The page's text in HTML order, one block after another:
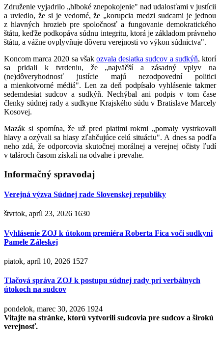
Združenie vyjadrilo „hlboké znepokojenie" nad udalosťami v justícii
a uviedlo, že si je vedomé, že „korupcia medzi sudcami je jednou
z hlavných hrozieb pre spoločnosť a fungovanie demokratického
štátu, keďže podkopáva súdnu integritu, ktorá je základom právneho
štátu, a vážne ovplyvňuje dôveru verejnosti vo výkon súdnictva".
Koncom marca 2020 sa však ozvala desiatka sudcov a sudkýň, ktorí
sa pridali k tvrdeniu, že „najväčší a zásadný vplyv na
(ne)dôveryhodnosť justície majú nezodpovední politici
a mienkotvorné médiá". Len za deň podpísalo vyhlásenie takmer
sedemdesiat sudcov a sudkýň. Nechýbal ani podpis v tom čase
členky súdnej rady a sudkyne Krajského súdu v Bratislave Marcely
Kosovej.
Mazák si spomína, že už pred piatimi rokmi „pomaly vystrkovali
hlavy a ozývali sa hlasy zľahčujúce celú situáciu". A dnes sa podľa
neho zdá, že odporcovia skutočnej morálnej a verejnej očisty ľudí
v talároch časom získali na odvahe i prevahe.
Informačný spravodaj
Verejná výzva Súdnej rade Slovenskej republiky
štvrtok, apríl 23, 2026 1630
Vyhlásenie ZOJ k útokom premiéra Roberta Fica voči sudkyni
Pamele Záleskej
piatok, apríl 10, 2026 1527
Tlačová správa ZOJ k postupu súdnej rady pri verbálnych
útokoch na sudcov
pondelok, marec 30, 2026 1924
Vitajte na stránke, ktorú vytvorili sudcovia pre sudcov a širokú
verejnosť.